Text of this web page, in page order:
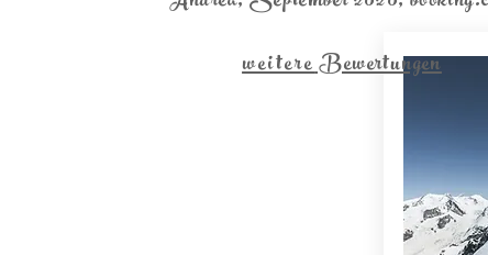
weitereBewertungen